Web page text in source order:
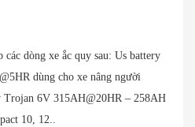
dòng xe ắc quy sau: Us battery
dùng cho xe nâng người
Trojan 6V 315AH@20HR – 258AH
10, 12..